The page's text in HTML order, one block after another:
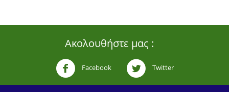
Ακολουθήστε μας :
Facebook Twitter